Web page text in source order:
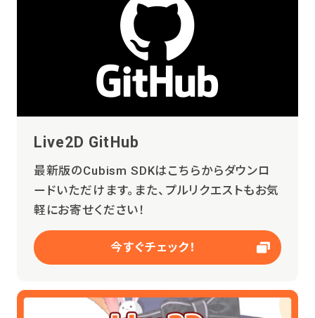
Live2D GitHub
最新版のCubism SDKはこちらからダウンロ
ードいただけます。また、プルリクエストもお気
軽にお寄せください！
今すぐチェック！